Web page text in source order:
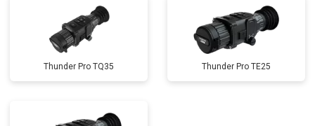
Thunder Pro TQ35 Thunder Pro TE25